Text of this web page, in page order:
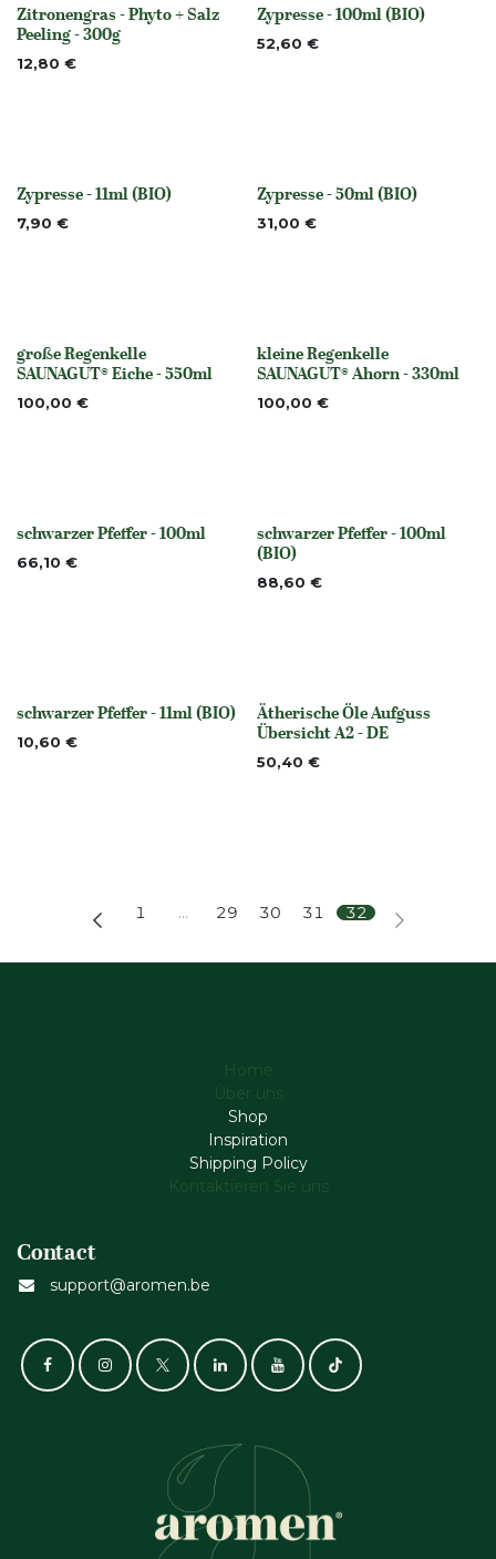
None
Zitronengras - Phyto + Salz
Peeling - 300g
12,80 €
None
Zypresse - 100ml (BIO)
52,60 €
None
Zypresse - 11ml (BIO)
7,90 € None
Zypresse - 50ml (BIO)
31,00 €
Nicht vorrättig
große Regenkelle
SAUNAGUT® Eiche - 550ml
100,00 €
None
kleine Regenkelle
SAUNAGUT® Ahorn - 330ml
100,00 €
None
schwarzer Pfeffer - 100ml
66,10 € None
schwarzer Pfeffer - 100ml
(BIO)
88,60 €
None
schwarzer Pfeffer - 11ml (BIO)
10,60 € None
Ätherische Öle Aufguss
Übersicht A2 - DE
50,40 €
1 … 29 30 31 32
Home
Über uns
Shop
Inspiration
Shipping Policy
Kontaktieren Sie uns
Contact
support@aromen.be